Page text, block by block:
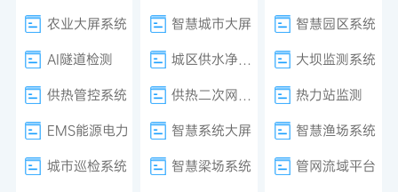
农业大屏系统
智慧城市大屏
智慧园区系统
AI隧道检测
城区供水净水厂
大坝监测系统
供热管控系统
供热二次网平衡
热力站监测
EMS能源电力
智慧系统大屏
智慧渔场系统
城市巡检系统
智慧梁场系统
管网流域平台